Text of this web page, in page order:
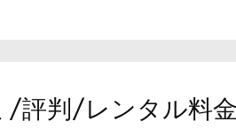
評判/レンタル料